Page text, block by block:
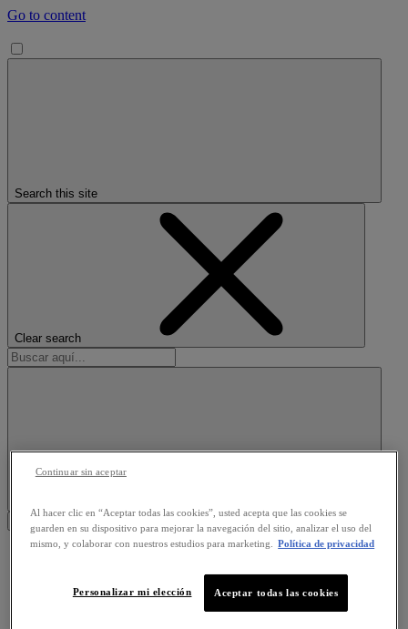
Go to content
Search this site
Clear search
NUESTROS PRODUCTOS
Esmaltes de uñas
Al hacer clic en “Aceptar todas las cookies”, usted acepta que las cookies se
guarden en su dispositivo para mejorar la navegación del sitio, analizar el uso del
mismo, y colaborar con nuestros estudios para marketing.
Política de privacidad
Aceptar todas las cookies
Personalizar mi elección
Continuar sin aceptar